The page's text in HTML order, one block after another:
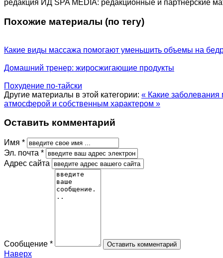
редакция ИД SPA MEDIA: редакционные и партнерские
Похожие материалы (по тегу)
Какие виды массажа помогают уменьшить объемы на
Домашний тренер: жиросжигающие продукты
Похудение по-тайски
Другие материалы в этой категории: « Какие
атмосферой и собственным характером »
Оставить комментарий
Имя *
Эл. почта *
Адрес сайта
Сообщение *
Наверх